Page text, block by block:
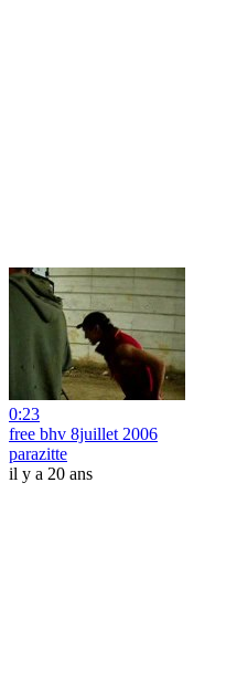
0:23
free bhv 8juillet 2006
parazitte
il y a 20 ans